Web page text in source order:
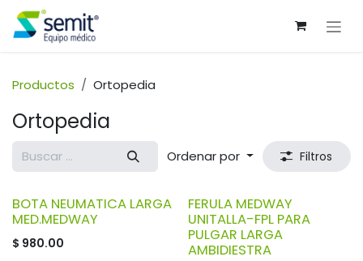
Ir al contenido
Productos Ortopedia
Ortopedia
Ordenar por Filtros
BOTA NEUMATICA LARGA
MED.MEDWAY
$ 980.00
FERULA MEDWAY
UNITALLA-FPL PARA
PULGAR LARGA
AMBIDIESTRA